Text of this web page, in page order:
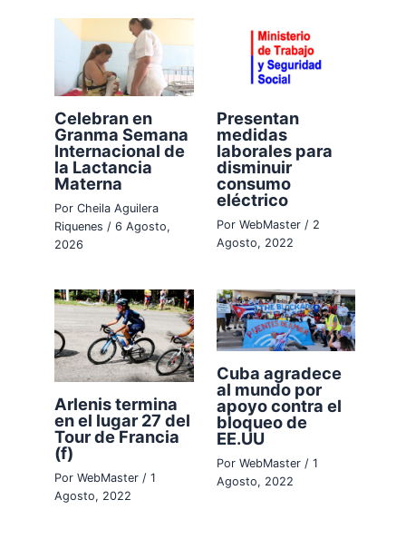
Celebran en
Granma Semana
Internacional de
la Lactancia
Materna
PorCheila Aguilera
Riquenes /6 Agosto,
2026
Presentan
medidas
laborales para
disminuir
consumo
eléctrico
Por WebMaster / 2
Agosto, 2022
Arlenis termina
en el lugar 27 del
Tour de Francia
(f)
PorWebMaster/1
Agosto, 2022
Cuba agradece
al mundo por
apoyo contra el
bloqueo de
EE.UU
Por WebMaster / 1
Agosto, 2022